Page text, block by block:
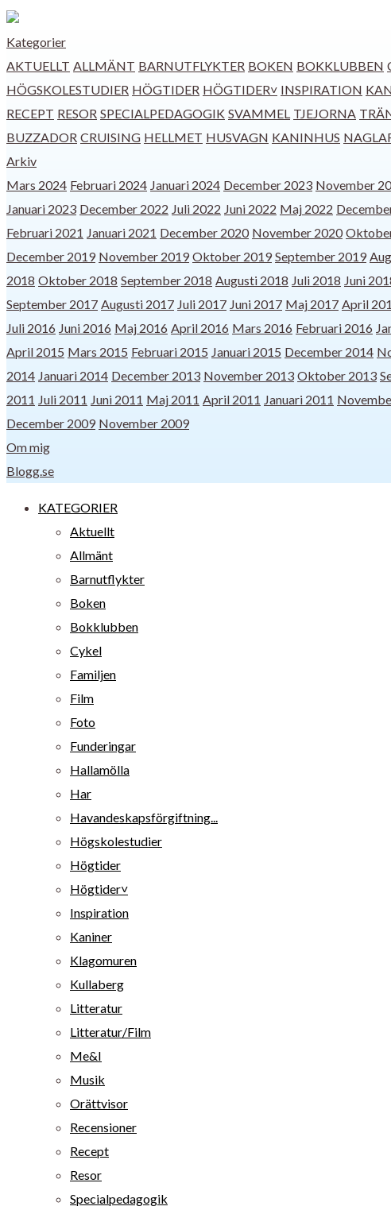
Kategorier
AKTUELLT ALLMÄNT BARNUTFLYKTER BOKEN BOKKLUBBEN
HÖGSKOLESTUDIER HÖGTIDER HÖGTIDER˅ INSPIRATION
RECEPT RESOR SPECIALPEDAGOGIK SVAMMEL TJEJORNA
BUZZADOR CRUISING HELLMET HUSVAGN KANINHUS
Arkiv
Mars 2024 Februari 2024 Januari 2024 December 2023 November
Januari 2023 December 2022 Juli 2022 Juni 2022 Maj 2022
Februari 2021 Januari 2021 December 2020 November 2020
December 2019 November 2019 Oktober 2019 September 2019
2018 Oktober 2018 September 2018 Augusti 2018 Juli 2018 Juni
September 2017 Augusti 2017 Juli 2017 Juni 2017 Maj 2017 April
Juli 2016 Juni 2016 Maj 2016 April 2016 Mars 2016 Februari 2016
April 2015 Mars 2015 Februari 2015 Januari 2015 December 2014
2014 Januari 2014 December 2013 November 2013 Oktober 2013
2011 Juli 2011 Juni 2011 Maj 2011 April 2011 Januari 2011
December 2009 November 2009
Om mig
Blogg.se
KATEGORIER
Aktuellt
Allmänt
Barnutflykter
Boken
Bokklubben
Cykel
Familjen
Film
Foto
Funderingar
Hallamölla
Har
Havandeskapsförgiftning...
Högskolestudier
Högtider
Högtider˅
Inspiration
Kaniner
Klagomuren
Kullaberg
Litteratur
Litteratur/Film
Me&I
Musik
Orättvisor
Recensioner
Recept
Resor
Specialpedagogik